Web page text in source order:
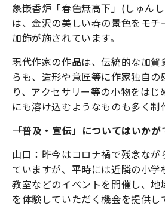
象嵌香炉「春色無高下」(しゅん
は、金沢の美しい春の景色をモ
加飾が施されています。
現代作家の作品は、伝統的な加賀
らも、造形や意匠等に作家独自
り、アクセサリー等の小物をは
にも溶け込むようなものも多く制
――「普及・宣伝」についてはいかが
山口：昨今はコロナ禍で残念なが
ていますが、平時には近隣の小
教室などのイベントを開催し、
を体験していただく機会を提供し